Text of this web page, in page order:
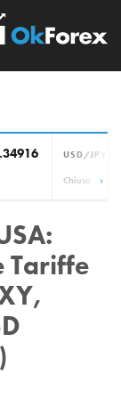
USD/JPY
Chiuso ›
Tariffe